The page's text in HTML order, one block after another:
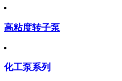
高粘度转子泵
化工泵系列